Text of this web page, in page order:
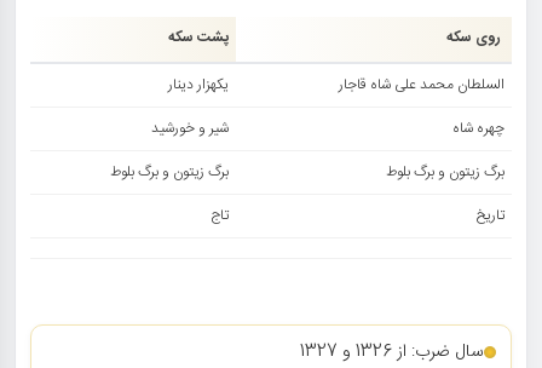
روی سکه
پشت سکه
السلطان محمد علی شاه قاجار
یکهزار دینار
چهره شاه
شیر و خورشید
برگ زیتون و برگ بلوط
برگ زیتون و برگ بلوط
تاریخ
تاج
سال ضرب: از 1326 و 1327